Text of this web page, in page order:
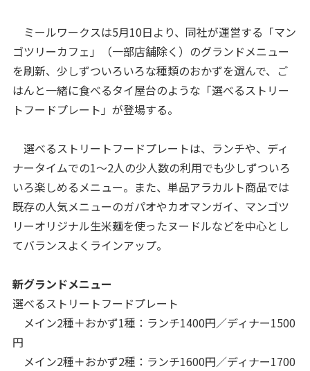
ミールワークスは5月10日より、同社が運営する「マン
ゴツリーカフェ」（一部店舗除く）のグランドメニュー
を刷新、少しずついろいろな種類のおかずを選んで、ご
はんと一緒に食べるタイ屋台のような「選べるストリー
トフードプレート」が登場する。
選べるストリートフードプレートは、ランチや、ディ
ナータイムでの1～2人の少人数の利用でも少しずついろ
いろ楽しめるメニュー。また、単品アラカルト商品では
既存の人気メニューのガパオやカオマンガイ、マンゴツ
リーオリジナル生米麺を使ったヌードルなどを中心とし
てバランスよくラインアップ。
新グランドメニュー
選べるストリートフードプレート
メイン2種＋おかず1種：ランチ1400円／ディナー1500
円
メイン2種＋おかず2種：ランチ1600円／ディナー1700